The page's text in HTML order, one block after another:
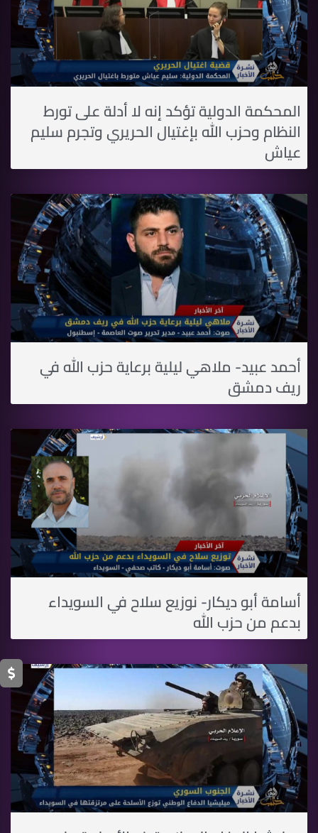
المحكمة الدولية تؤكد إنه لا أدلة على تورط
النظام وحزب الله بإغتيال الحريري وتجرم سليم
عياش
أحمد عبيد- ملاهي ليلية برعاية حزب الله في
ريف دمشق
أسامة أبو ديكار- نوزيع سلاح في السويداء
بدعم من حزب الله